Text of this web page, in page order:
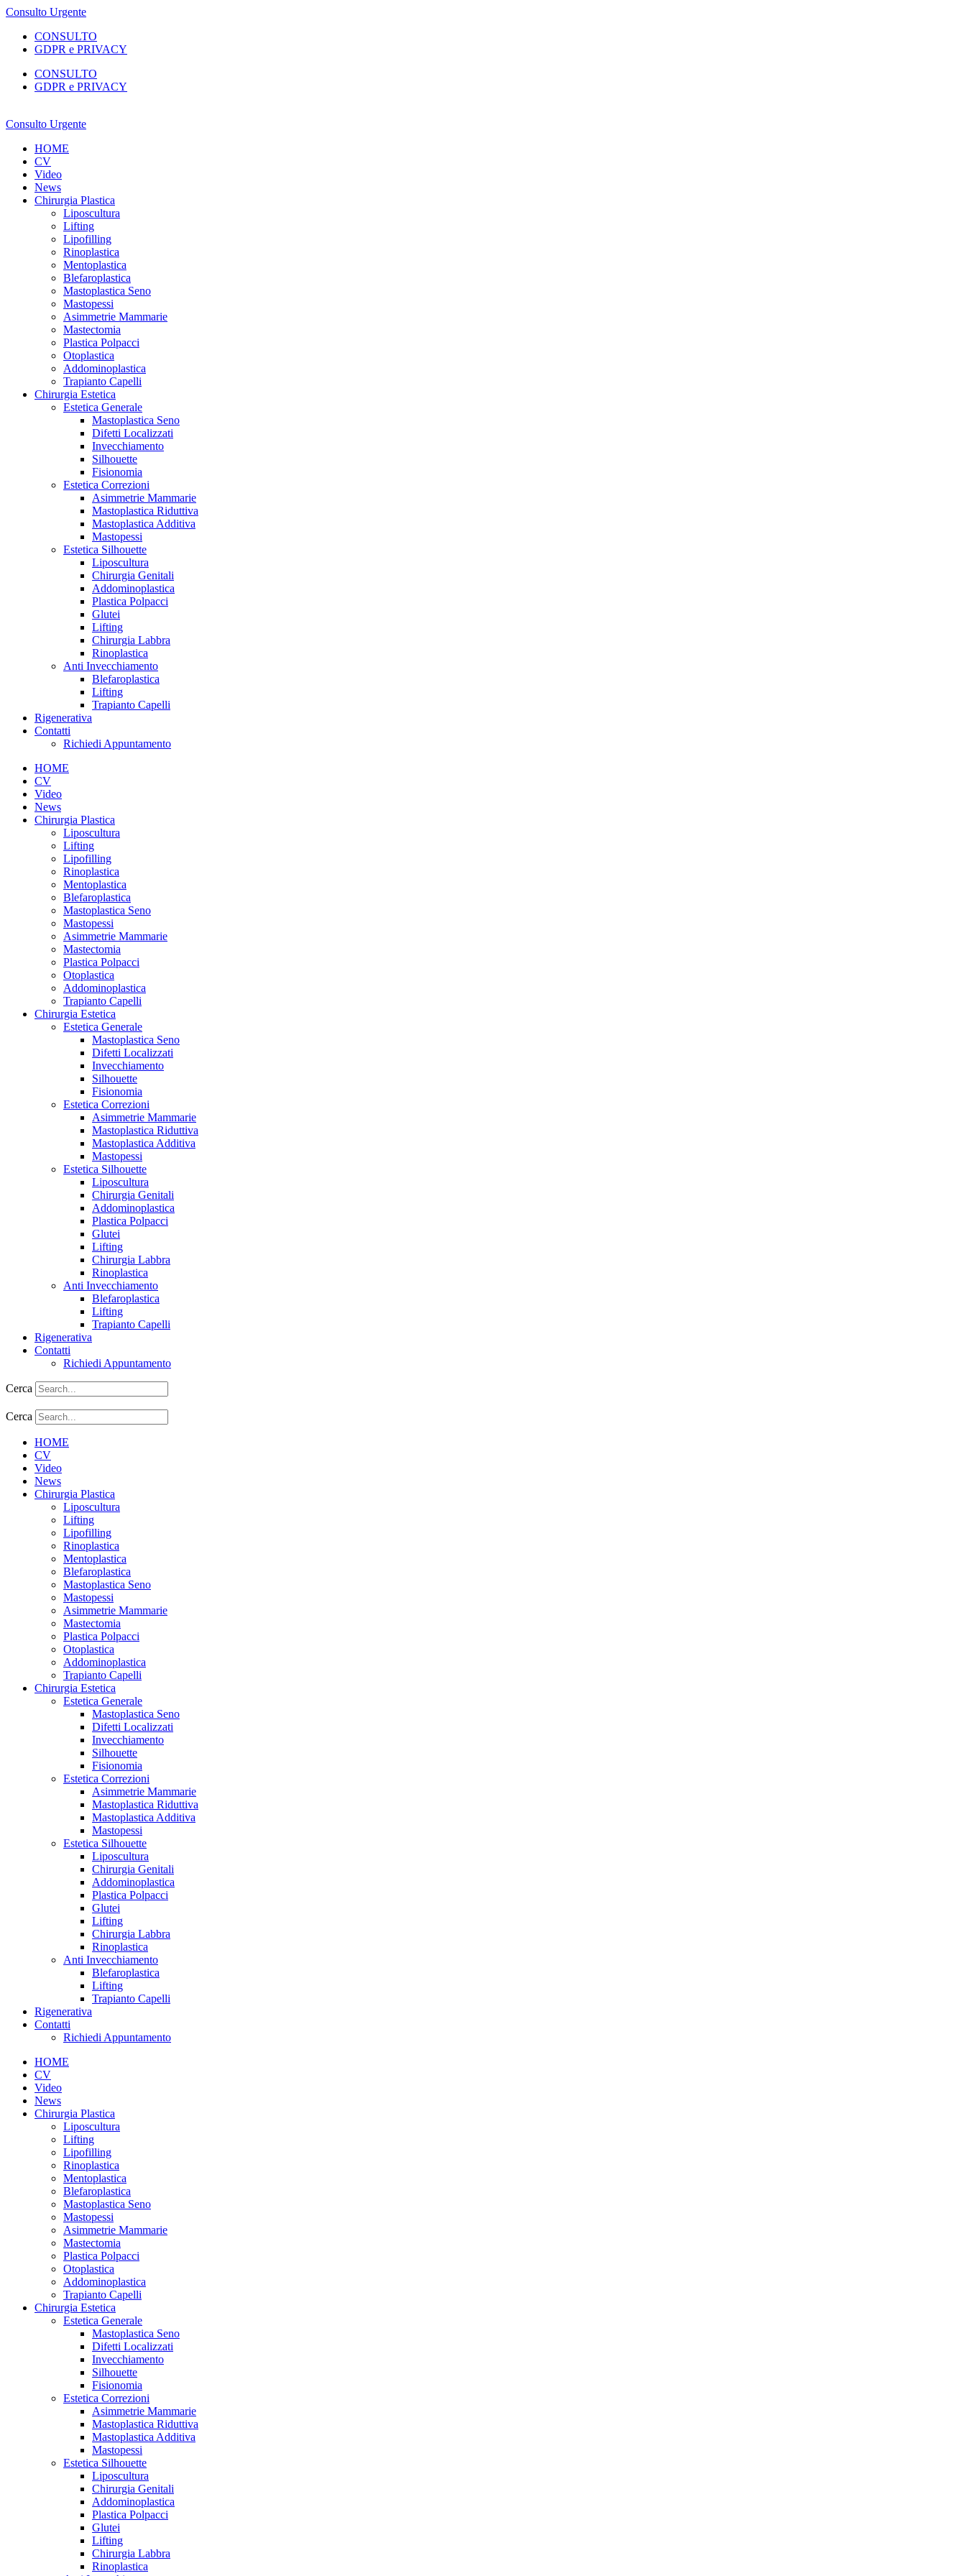
Consulto Urgente
CONSULTO
GDPR e PRIVACY
CONSULTO
GDPR e PRIVACY
Consulto Urgente
HOME
CV
Video
News
Chirurgia Plastica
Liposcultura
Lifting
Lipofilling
Rinoplastica
Mentoplastica
Blefaroplastica
Mastoplastica Seno
Mastopessi
Asimmetrie Mammarie
Mastectomia
Plastica Polpacci
Otoplastica
Addominoplastica
Trapianto Capelli
Chirurgia Estetica
Estetica Generale
Mastoplastica Seno
Difetti Localizzati
Invecchiamento
Silhouette
Fisionomia
Estetica Correzioni
Asimmetrie Mammarie
Mastoplastica Riduttiva
Mastoplastica Additiva
Mastopessi
Estetica Silhouette
Liposcultura
Chirurgia Genitali
Addominoplastica
Plastica Polpacci
Glutei
Lifting
Chirurgia Labbra
Rinoplastica
Anti Invecchiamento
Blefaroplastica
Lifting
Trapianto Capelli
Rigenerativa
Contatti
Richiedi Appuntamento
HOME
CV
Video
News
Chirurgia Plastica
Liposcultura
Lifting
Lipofilling
Rinoplastica
Mentoplastica
Blefaroplastica
Mastoplastica Seno
Mastopessi
Asimmetrie Mammarie
Mastectomia
Plastica Polpacci
Otoplastica
Addominoplastica
Trapianto Capelli
Chirurgia Estetica
Estetica Generale
Mastoplastica Seno
Difetti Localizzati
Invecchiamento
Silhouette
Fisionomia
Estetica Correzioni
Asimmetrie Mammarie
Mastoplastica Riduttiva
Mastoplastica Additiva
Mastopessi
Estetica Silhouette
Liposcultura
Chirurgia Genitali
Addominoplastica
Plastica Polpacci
Glutei
Lifting
Chirurgia Labbra
Rinoplastica
Anti Invecchiamento
Blefaroplastica
Lifting
Trapianto Capelli
Rigenerativa
Contatti
Richiedi Appuntamento
Cerca
Cerca
HOME
CV
Video
News
Chirurgia Plastica
Liposcultura
Lifting
Lipofilling
Rinoplastica
Mentoplastica
Blefaroplastica
Mastoplastica Seno
Mastopessi
Asimmetrie Mammarie
Mastectomia
Plastica Polpacci
Otoplastica
Addominoplastica
Trapianto Capelli
Chirurgia Estetica
Estetica Generale
Mastoplastica Seno
Difetti Localizzati
Invecchiamento
Silhouette
Fisionomia
Estetica Correzioni
Asimmetrie Mammarie
Mastoplastica Riduttiva
Mastoplastica Additiva
Mastopessi
Estetica Silhouette
Liposcultura
Chirurgia Genitali
Addominoplastica
Plastica Polpacci
Glutei
Lifting
Chirurgia Labbra
Rinoplastica
Anti Invecchiamento
Blefaroplastica
Lifting
Trapianto Capelli
Rigenerativa
Contatti
Richiedi Appuntamento
HOME
CV
Video
News
Chirurgia Plastica
Liposcultura
Lifting
Lipofilling
Rinoplastica
Mentoplastica
Blefaroplastica
Mastoplastica Seno
Mastopessi
Asimmetrie Mammarie
Mastectomia
Plastica Polpacci
Otoplastica
Addominoplastica
Trapianto Capelli
Chirurgia Estetica
Estetica Generale
Mastoplastica Seno
Difetti Localizzati
Invecchiamento
Silhouette
Fisionomia
Estetica Correzioni
Asimmetrie Mammarie
Mastoplastica Riduttiva
Mastoplastica Additiva
Mastopessi
Estetica Silhouette
Liposcultura
Chirurgia Genitali
Addominoplastica
Plastica Polpacci
Glutei
Lifting
Chirurgia Labbra
Rinoplastica